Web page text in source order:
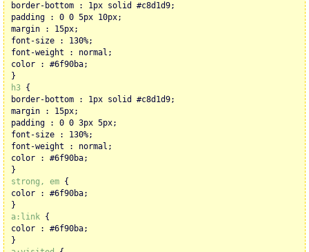
border-bottom : 1px solid #c8d1d9;
padding : 0 0 5px 10px;
margin : 15px;
font-size : 130%;
font-weight : normal;
color : #6f90ba;
}
h3 {
border-bottom : 1px solid #c8d1d9;
margin : 15px;
padding : 0 0 3px 5px;
font-size : 130%;
font-weight : normal;
color : #6f90ba;
}
strong, em {
color : #6f90ba;
}
a:link {
color : #6f90ba;
}